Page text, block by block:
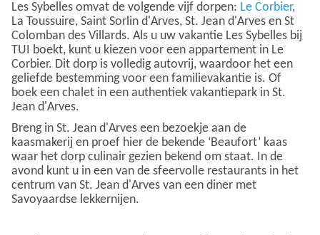
Les Sybelles omvat de volgende vijf dorpen: Le Corbier,
La Toussuire, Saint Sorlin d'Arves, St. Jean d'Arves en St
Colomban des Villards. Als u uw vakantie Les Sybelles bij
TUI boekt, kunt u kiezen voor een appartement in Le
Corbier. Dit dorp is volledig autovrij, waardoor het een
geliefde bestemming voor een familievakantie is. Of
boek een chalet in een authentiek vakantiepark in St.
Jean d'Arves.
Breng in St. Jean d'Arves een bezoekje aan de
kaasmakerij en proef hier de bekende ‘Beaufort’ kaas
waar het dorp culinair gezien bekend om staat. In de
avond kunt u in een van de sfeervolle restaurants in het
centrum van St. Jean d'Arves van een diner met
Savoyaardse lekkernijen.